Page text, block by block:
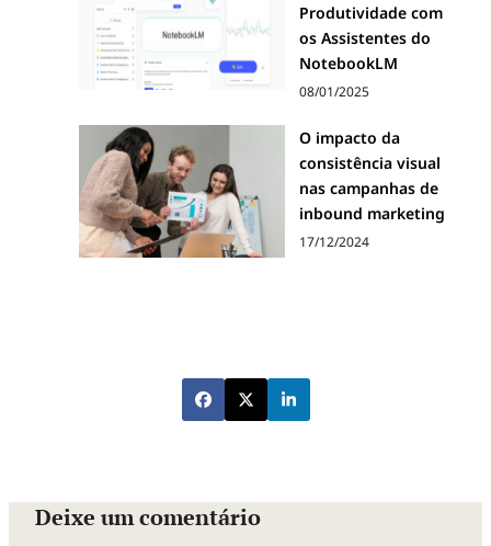
Produtividade com
os Assistentes do
NotebookLM
08/01/2025
O impacto da
consistência visual
nas campanhas de
inbound marketing
17/12/2024
Deixe um comentário